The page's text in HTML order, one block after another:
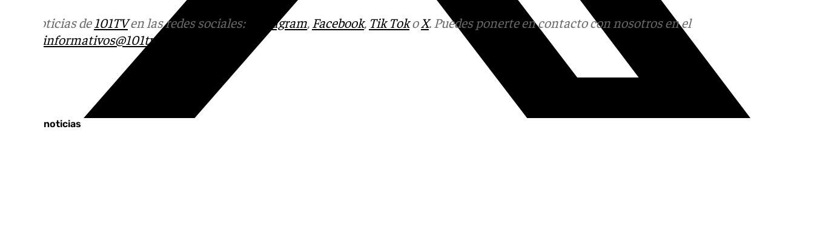
Más noticias de 101TVen las redes sociales: Instagram, Facebook, Tik TokoX. Puedes ponerte en contacto con nosotros en el
informativos@101tv.es
Últimas noticias